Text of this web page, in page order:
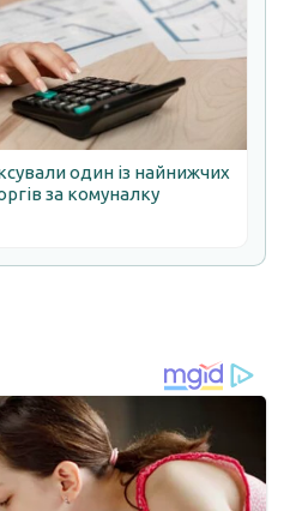
один із найнижчих
за комуналку